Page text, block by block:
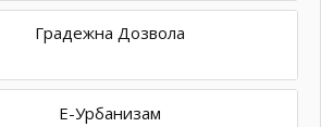
Градежна Дозвола
Е-Урбанизам